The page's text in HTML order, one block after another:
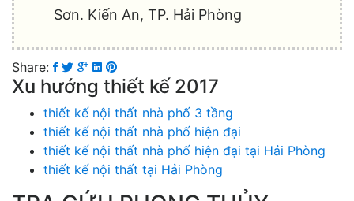
Sơn. Kiến An, TP. Hải Phòng
Share:
Xu hướng thiết kế 2017
thiết kế nội thất nhà phố 3 tầng
thiết kế nội thất nhà phố hiện đại
thiết kế nội thất nhà phố hiện đại tại Hải Phòng
thiết kế nội thất tại Hải Phòng